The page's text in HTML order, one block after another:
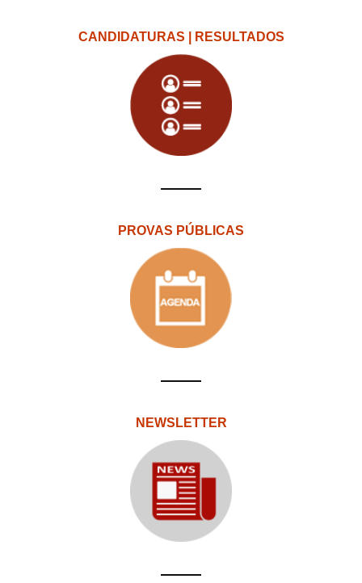
CANDIDATURAS | RESULTADOS
PROVAS PÚBLICAS
NEWSLETTER